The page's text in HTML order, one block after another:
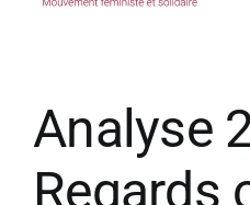
Analyse
Regards